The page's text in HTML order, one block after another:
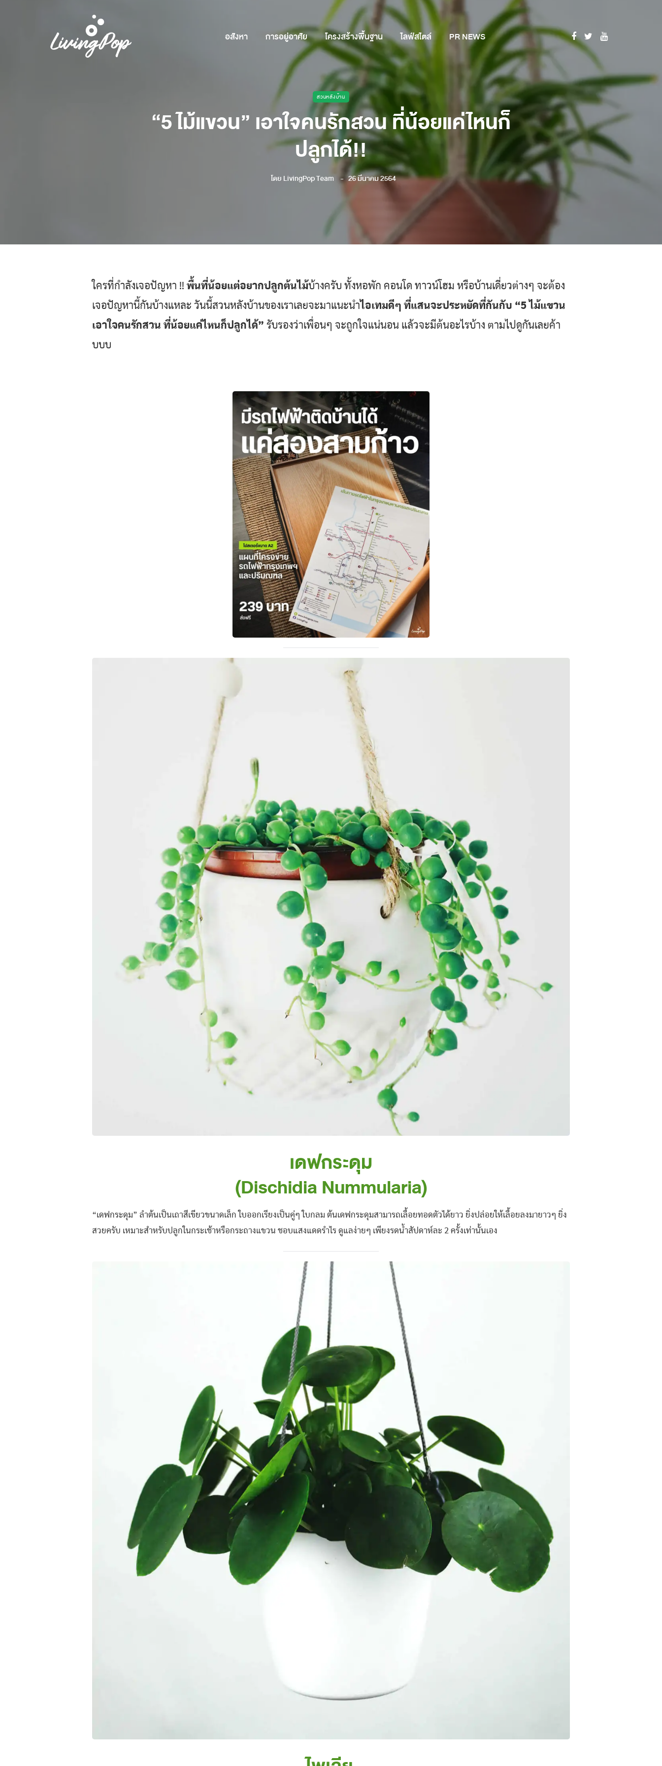
อสังหา การอยู่อาศัย โครงสร้างพื้นฐาน ไลฟ์สไตล์ PR NEWS
สวนหลังบ้าน
“5 ไม้แขวน” เอาใจคนรักสวน ที่น้อยแค่ไหนก็
ปลูกได้!!
โดย LivingPop Team 26 มีนาคม 2564
ใครที่กำลังเจอปัญหา !! พื้นที่น้อยแต่อยากปลูกต้นไม้บ้างครับ ทั้งหอพัก คอนโด ทาวน์โฮม หรือบ้านเดี่ยวต่างๆ จะต้อง
เจอปัญหานี้กันบ้างแหละ วันนี้สวนหลังบ้านของเราเลยจะมาแนะนำ ไอเทมดีๆ ที่แสนจะประหยัดที่กันกับ “5 ไม้แขวน
เอาใจคนรักสวน ที่น้อยแค่ไหนก็ปลูกได้” รับรองว่าเพื่อนๆ จะถูกใจแน่นอน แล้วจะมีต้นอะไรบ้าง ตามไปดูกันเลยค้า
บบบ
เดฟกระดุม
(Dischidia Nummularia)
“เดฟกระดุม” ลำต้นเป็นเถาสีเขียวขนาดเล็ก ใบออกเรียงเป็นคู่ๆ ใบกลม ต้นเดฟกระดุมสามารถเลื้อยทอดตัวได้ยาว ยิ่งปล่อยให้เลื้อยลงมายาวๆ ยิ่ง
สวยครับ เหมาะสำหรับปลูกในกระเช้าหรือกระถางแขวน ชอบแสงแดดรำไร ดูแลง่ายๆ เพียงรดน้ำสัปดาห์ละ 2 ครั้งเท่านั้นเอง